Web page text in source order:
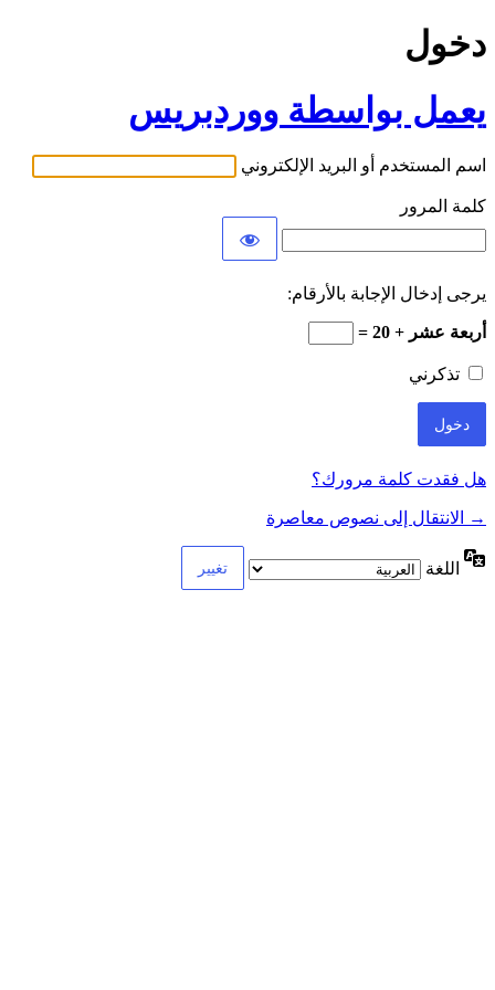
دخول
يعمل بواسطة ووردبريس
اسم المستخدم أو البريد الإلكتروني
كلمة المرور
يرجى إدخال الإجابة بالأرقام:
أربعة عشر + 20 =
تذكرني
هل فقدت كلمة مرورك؟
→ الانتقال إلى نصوص معاصرة
اللغة